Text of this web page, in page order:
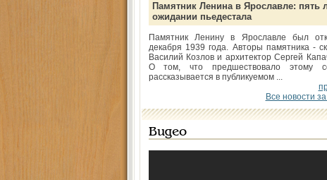
Памятник Ленина в Ярославле: пять
ожидании пьедестала
Памятник Ленину в Ярославле был
декабря 1939 года. Авторы памятника -
Василий Козлов и архитектор Сергей
О том, что предшествовало этому
рассказывается в публикуемом ...
Все новости
Видео